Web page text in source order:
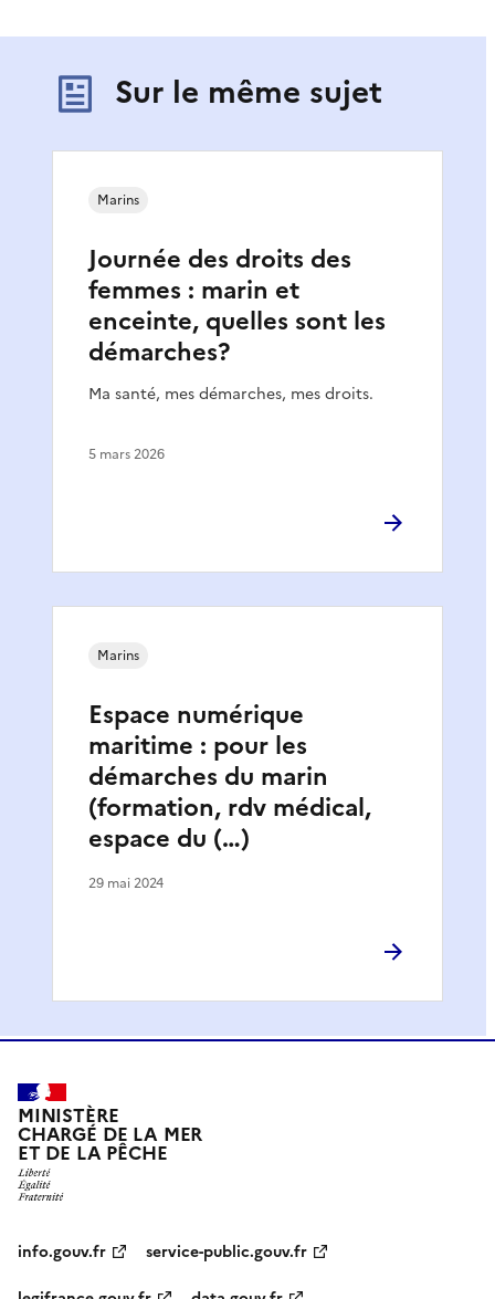
Sur le même sujet
Journée des droits des
femmes : marin et
enceinte, quelles sont les
démarches?
Ma santé, mes démarches, mes droits.
Marins
5 mars 2026
Espace numérique
maritime : pour les
démarches du marin
(formation, rdv médical,
espace du (…)
Marins
29 mai 2024
MINISTÈRE
CHARGÉ DE LA MER
ET DE LA PÊCHE
info.gouv.fr
service-public.gouv.fr